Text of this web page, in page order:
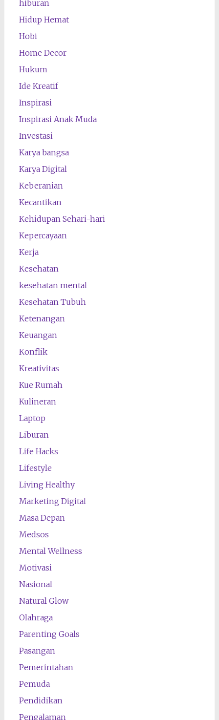
hiburan
Hidup Hemat
Hobi
Home Decor
Hukum
Ide Kreatif
Inspirasi
Inspirasi Anak Muda
Investasi
Karya bangsa
Karya Digital
Keberanian
Kecantikan
Kehidupan Sehari-hari
Kepercayaan
Kerja
Kesehatan
kesehatan mental
Kesehatan Tubuh
Ketenangan
Keuangan
Konflik
Kreativitas
Kue Rumah
Kulineran
Laptop
Liburan
Life Hacks
Lifestyle
Living Healthy
Marketing Digital
Masa Depan
Medsos
Mental Wellness
Motivasi
Nasional
Natural Glow
Olahraga
Parenting Goals
Pasangan
Pemerintahan
Pemuda
Pendidikan
Pengalaman